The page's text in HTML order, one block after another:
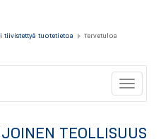
tiivistettyä tuotetietoa
Tervetuloa
Toggle
TEOLLISUUS